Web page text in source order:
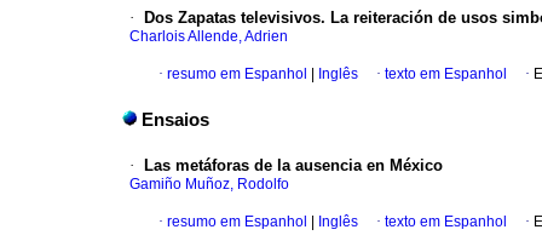
· Dos Zapatas televisivos. La reiteración de usos
Charlois Allende, Adrien
· resumo em Espanhol Inglês · texto em Espanhol ·
Ensaios
· Las metáforas de la ausencia en México
Gamiño Muñoz, Rodolfo
· resumo em Espanhol Inglês · texto em Espanhol ·